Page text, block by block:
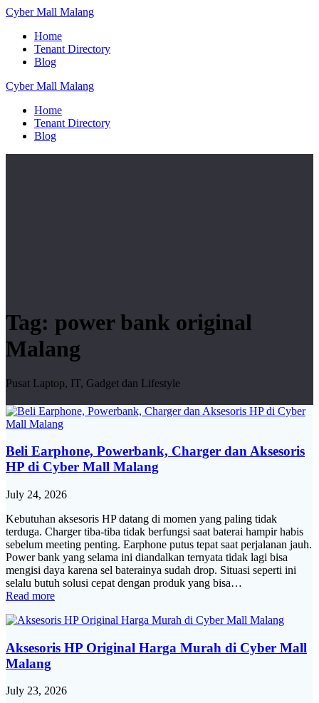
Skip
content
CyberMall Malang
Home
Tenant Directory
Blog
CyberMall Malang
Home
Tenant Directory
Blog
Tag: power bank original
Malang
Pusat Laptop, IT, Gadget dan Lifestyle
Beli Earphone, Powerbank, Charger dan Aksesoris
HP di Cyber Mall Malang
July 24, 2026
Kebutuhan aksesoris HP datang di momen yang paling tidak
terduga. Charger tiba-tiba tidak berfungsi saat baterai hampir habis
sebelum meeting penting. Earphone putus tepat saat perjalanan jauh.
Power bank yang selama ini diandalkan ternyata tidak lagi bisa
mengisi daya karena sel baterainya sudah drop. Situasi seperti ini
selalu butuh solusi cepat dengan produk yang bisa…
Read more
Aksesoris HP Original Harga Murah di Cyber Mall
Malang
July 23, 2026